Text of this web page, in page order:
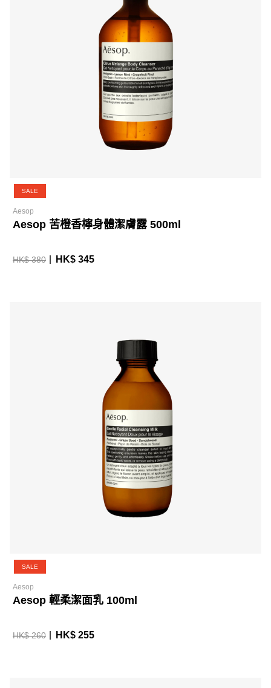
SALE
Aesop
Aesop 苦橙香檸身體潔膚露 500ml
HK$ 380 HK$ 345
SALE
Aesop
Aesop 輕柔潔面乳 100ml
HK$ 260 HK$ 255